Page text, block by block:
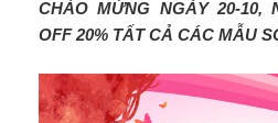
CHÀO MỪNG NGÀY 20-10,
OFF 20% TẤT CẢ CÁC MẪU